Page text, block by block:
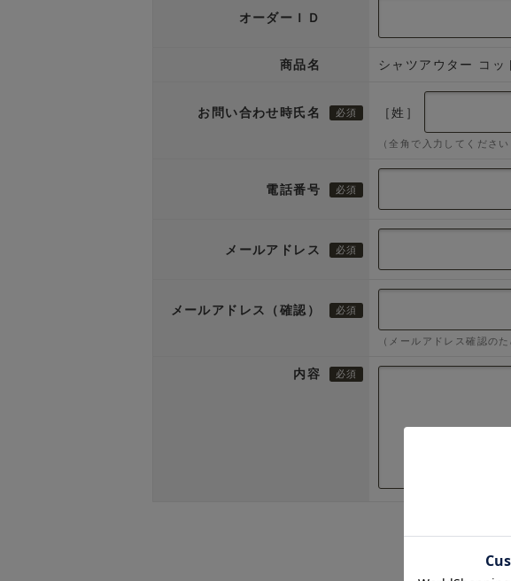
オーダーＩＤ
商品名 シャツアウター コ
お問い合わせ時氏名 ［姓］
（全角で入力してください
電話番号
メールアドレス
メールアドレス（確認）
（メールアドレス確認の
内容